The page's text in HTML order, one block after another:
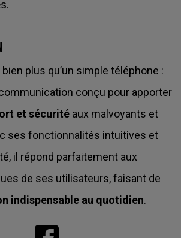
plus qu’un simple téléphone :
conçu pour apporter
et sécurité aux malvoyants et
ses fonctionnalités intuitives et
il répond parfaitement aux
de ses utilisateurs, faisant de
indispensable au quotidien.